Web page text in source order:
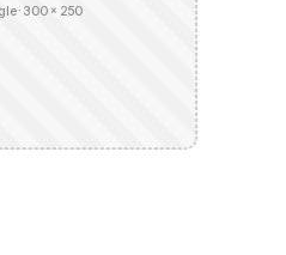
· 300 × 250